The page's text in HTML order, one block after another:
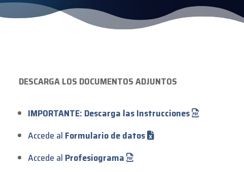
DESCARGA LOS DOCUMENTOS ADJUNTOS
IMPORTANTE: Descarga las Instrucciones
Accede al Formulario de datos
Accede al Profesiograma